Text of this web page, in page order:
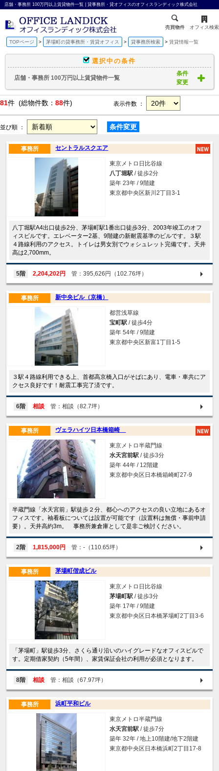
店舗・事務所 100万円以上賃貸物件一覧 | 貸事務所・貸オフィスのオフィスランディック株式会社
売買物件 オフィス検索
TOPページ 茅場町の貸事務所・賃貸オフィス 貸事務所検索 賃貸情報一覧
選択中の条件
店舗・事務所 100万円以上賃貸物件一覧
条件
変更
81件 (総物件数： 88件) 表示件数 ：
並び順 ： 条件変更
セントラルスクエア
事務所
東京メトロ日比谷線
八丁堀駅 / 徒歩2分
築年 23年 / 9階建
東京都中央区新川2丁目3-1
八丁堀駅A4出口徒歩2分、茅場町駅1番出口徒歩3分、2003年竣工のオフ
ィスビルです。エレベーター2基、9階建の新耐震基準のビルです。３駅
４路線利用のアクセス。トイレは男女別でウォシュレット完備です。天井
高は2,700mm。
5階 2,204,202円 管：395,626円（102.76坪）
新中央ビル（京橋）
事務所
都営浅草線
宝町駅 / 徒歩4分
築年 54年 / 9階建
東京都中央区新富1丁目1-5
３駅４路線利用できる上、首都高京橋入口がそばにあり、電車・車共にア
クセス良好です！耐震工事完了済です。
6階 相談 管：相談（82.7坪）
ヴェラハイツ日本橋箱崎
事務所
東京メトロ半蔵門線
水天宮前駅 / 徒歩3分
築年 44年 / 12階建
東京都中央区日本橋箱崎町27-9
半蔵門線「水天宮前」駅徒歩２分、都心へのアクセスの良い立地にあるオ
フィスです。袖看板については設置が可能です（設置料は無償・事前申請
要）。天井高約3m。 事務所兼倉庫として是非ご検討ください。
2階 1,815,000円 管：-（110.65坪）
茅場町偕成ビル
事務所
東京メトロ日比谷線
茅場町駅 / 徒歩3分
築年 17年 / 9階建
東京都中央区日本橋茅場町2丁目3-6
「茅場町」駅徒歩3分、さくら通り沿いのハイグレードなオフィスビルで
す。定期借家契約（5年間）、家賃保証会社の利用が必須となります。
8階 相談 管：相談（67.97坪）
浜町平和ビル
事務所
東京メトロ半蔵門線
水天宮前駅 / 徒歩7分
築年 32年 / 地上10階建/地下2階建
東京都中央区日本橋浜町2丁目17-8